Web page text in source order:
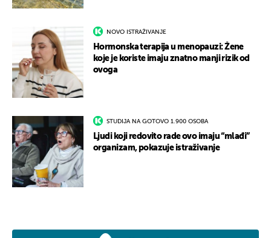
NOVO ISTRAŽIVANJE
Hormonska terapija u menopauzi: Žene
koje je koriste imaju znatno manji rizik od
ovoga
STUDIJA NA GOTOVO 1.900 OSOBA
Ljudi koji redovito rade ovo imaju “mlađi”
organizam, pokazuje istraživanje